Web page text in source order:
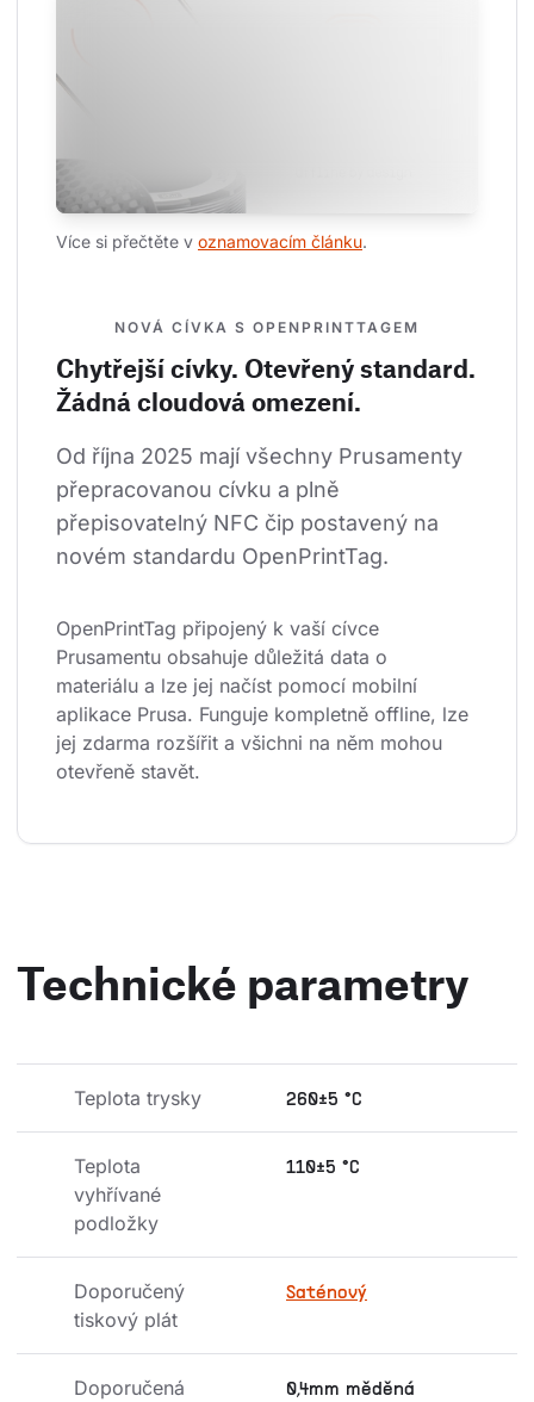
Více si přečtěte v oznamovacím článku.
NOVÁ CÍVKA S OPENPRINTTAGEM
Chytřejší cívky. Otevřený standard.
Žádná cloudová omezení.
Od října 2025 mají všechny Prusamenty
přepracovanou cívku a plně
přepisovatelný NFC čip postavený na
novém standardu OpenPrintTag.
OpenPrintTag připojený k vaší cívce
Prusamentu obsahuje důležitá data o
materiálu a lze jej načíst pomocí mobilní
aplikace Prusa. Funguje kompletně offline, lze
jej zdarma rozšířit a všichni na něm mohou
otevřeně stavět.
Technické parametry
Teplota trysky 260±5 °C
Teplota
vyhřívané
podložky
110±5 °C
Doporučený
tiskový plát
Saténový
Doporučená
0,4mm měděná